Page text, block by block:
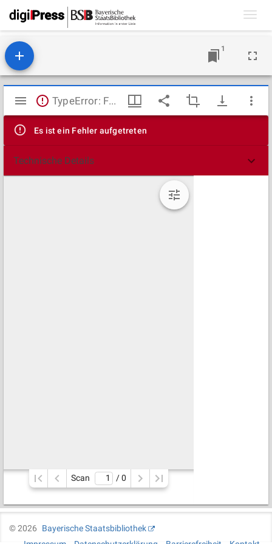
1
Mirador
Viewer
TypeError: Failed to fetch
Es ist ein Fehler aufgetreten
Technische Details
Scan / 0
©2026
Bayerische Staatsbibliothek